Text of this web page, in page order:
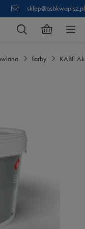
sklep@psbkwapisz.pl
Farby KABE